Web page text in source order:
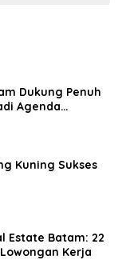
Dukung Penuh
Agenda
Kuning Sukses
Estate Batam: 22
Kerja